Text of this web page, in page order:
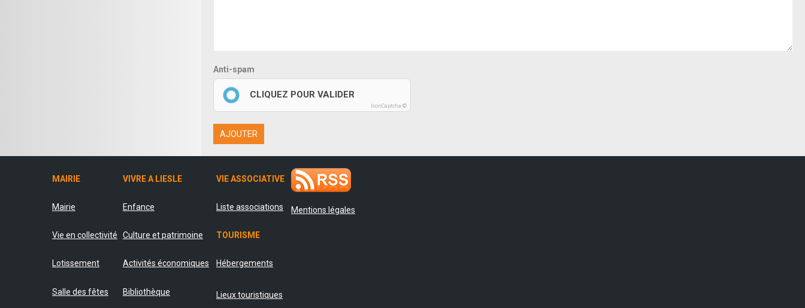
Anti-spam
CLIQUEZ POUR VALIDER
IconCaptcha ©
AJOUTER
MAIRIE VIVRE A LIESLE VIE ASSOCIATIVE
Mairie Enfance Liste associations
Vie en collectivité Culture et patrimoine TOURISME
Lotissement Activités économiques Hébergements
Salle des fêtes Bibliothèque Lieux touristiques
Mentions légales